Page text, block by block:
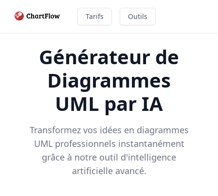
Tarifs Outils
Générateur de
Diagrammes
UML par IA
Transformez vos idées en diagrammes
UML professionnels instantanément
grâce à notre outil d'intelligence
artificielle avancé.